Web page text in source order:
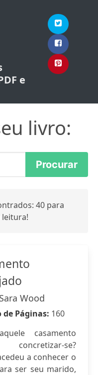
e
livro:
40 para
leitura!
Sara Wood
de Páginas: 160
casamento
se?
a conhecer o
ser seu marido,